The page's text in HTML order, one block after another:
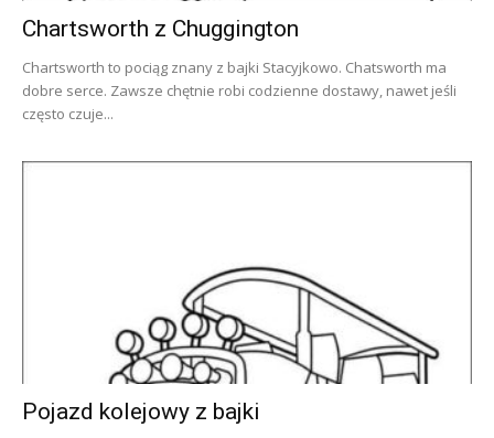
Chartsworth z Chuggington
Chartsworth to pociąg znany z bajki Stacyjkowo. Chatsworth ma
dobre serce. Zawsze chętnie robi codzienne dostawy, nawet jeśli
często czuje...
Pojazd kolejowy z bajki